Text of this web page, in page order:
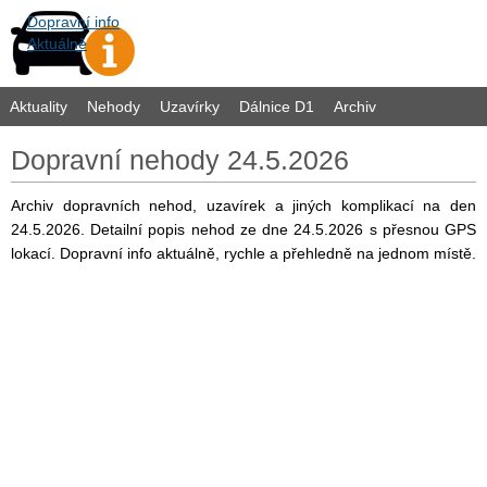
Dopravní info
Aktuálně
Aktuality Nehody Uzavírky Dálnice D1 Archiv
Dopravní nehody 24.5.2026
Archiv dopravních nehod, uzavírek a jiných komplikací na den
24.5.2026. Detailní popis nehod ze dne 24.5.2026 s přesnou GPS
lokací. Dopravní info aktuálně, rychle a přehledně na jednom místě.